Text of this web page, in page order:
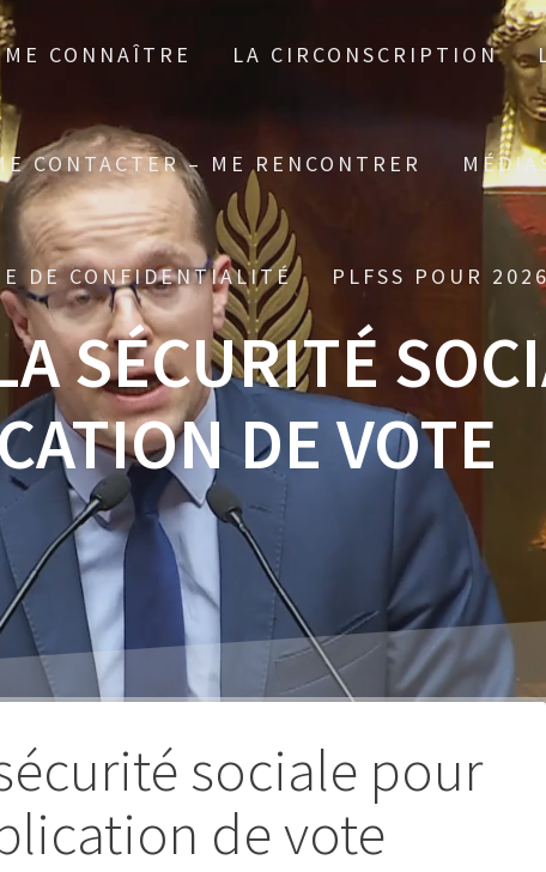
ME CONNAÎTRE LA CIRCONSCRIPTION
CONTACTER – ME RENCONTRER
DE CONFIDENTIALITÉ PLFSS POUR
SÉCURITÉ
DE VOTE
sociale pour
de vote